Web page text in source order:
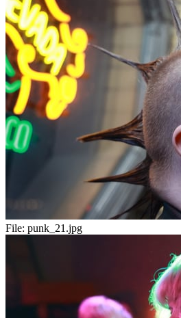
File: punk_21.jpg